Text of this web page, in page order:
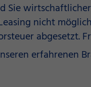
Sie
nicht
abgesetzt.
erfahrenen